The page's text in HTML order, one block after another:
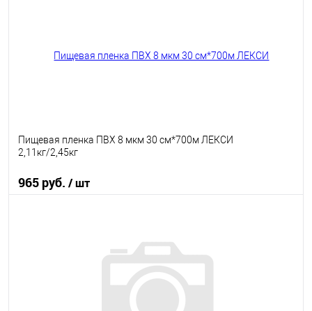
Пищевая пленка ПВХ 8 мкм 30 см*700м ЛЕКСИ
2,11кг/2,45кг
965 руб. / шт
В наличии